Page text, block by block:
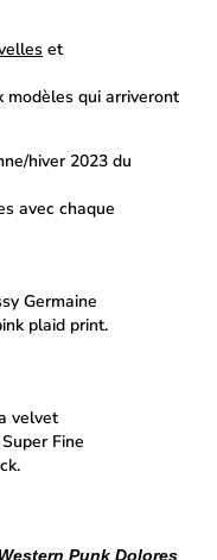
et
modèles qui arriveront
hiver 2023 du
avec chaque
Punk Dolores